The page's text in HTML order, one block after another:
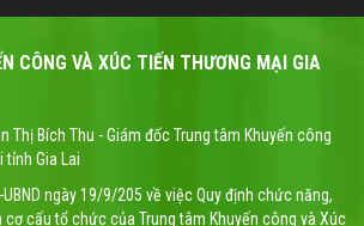
CÔNG VÀ XÚC TIẾN THƯƠNG MẠI GIA
Thị Bích Thu - Giám đốc Trung tâm Khuyến công
Gia Lai
ngày 19/9/205 về việc Quy định chức năng,
cơ cấu tổ chức của Trung tâm Khuyến công và Xúc